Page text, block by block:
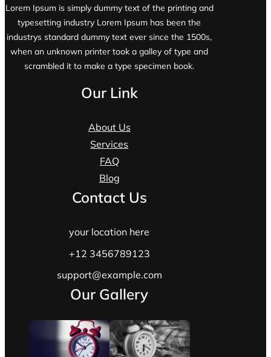
Lorem Ipsum is simply dummy text of the printing and
typesetting industry Lorem Ipsum has been the
industrys standard dummy text ever since the 1500s,
when an unknown printer took a galley of type and
scrambled it to make a type specimen book.
Our Link
About Us
Services
FAQ
Blog
Contact Us
your location here
+12 3456789123
support@example.com
Our Gallery